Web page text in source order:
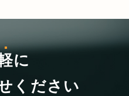
に
ください